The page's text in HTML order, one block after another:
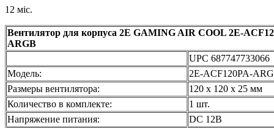
12 міс.
Вентилятор для корпуса 2E GAMING AIR COOL 2E-
ARGB
UPC 687747733066
Модель:
2E-ACF120PA-
Размеры вентилятора:
120 x 120 x 25 мм
Количество в комплекте:
1 шт.
Напряжение питания:
DC 12В